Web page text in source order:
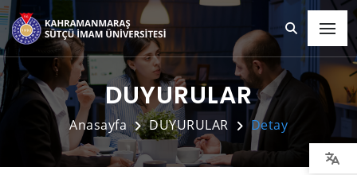
DUYURULAR
Anasayfa DUYURULAR Detay